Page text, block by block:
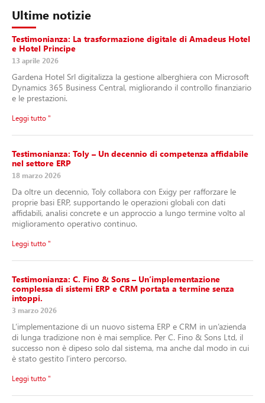
Ultime notizie
Testimonianza: La trasformazione digitale di Amadeus Hotel
e Hotel Principe
13 aprile 2026
Gardena Hotel Srl digitalizza la gestione alberghiera con Microsoft
Dynamics 365 Business Central, migliorando il controllo finanziario
e le prestazioni.
Leggi tutto "
Testimonianza: Toly – Un decennio di competenza affidabile
nel settore ERP
18 marzo 2026
Da oltre un decennio, Toly collabora con Exigy per rafforzare le
proprie basi ERP, supportando le operazioni globali con dati
affidabili, analisi concrete e un approccio a lungo termine volto al
miglioramento operativo continuo.
Leggi tutto "
Testimonianza: C. Fino & Sons – Un’implementazione
complessa di sistemi ERP e CRM portata a termine senza
intoppi.
3 marzo 2026
L’implementazione di un nuovo sistema ERP e CRM in un’azienda
di lunga tradizione non è mai semplice. Per C. Fino & Sons Ltd, il
successo non è dipeso solo dal sistema, ma anche dal modo in cui
è stato gestito l’intero percorso.
Leggi tutto "